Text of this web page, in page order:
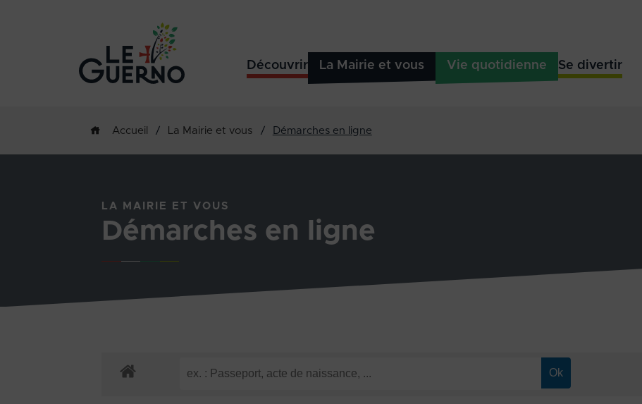
Découvrir La Mairie et vous Vie quotidienne Se divertir
Accueil / La Mairie et vous / Démarches en ligne
LA MAIRIE ET VOUS
Démarches en ligne